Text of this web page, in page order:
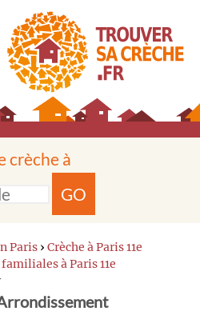
crèche à
GO
Paris › Crèche à Paris 11e
à Paris 11e